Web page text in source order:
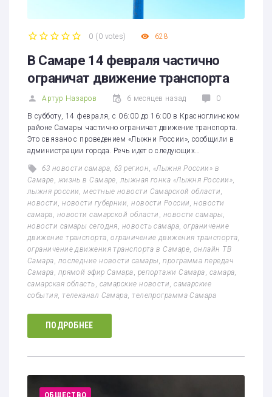
0 ( 0 votes) 628
В Самаре 14 февраля частично
ограничат движение транспорта
Артур Назаров 6 месяцев назад 0
В субботу, 14 февраля, с 06:00 до 16:00 в Красноглинском
районе Самары частично ограничат движение транспорта.
Это связано с проведением «Лыжни России», сообщили в
администрации города. Речь идет о следующих…
63 новости самара,63 регион, «Лыжня России» в
Самаре, жизнь в Самаре,лыжная гонка «Лыжня России»,
лыжня россии,местные новости Самарской области,
новости,новости губернии,новости России,новости
самара, новости самарской области , новости самары,
новости самары сегодня, новость самара,ограничение
движение транспорта,ограничение движения транспорта,
ограничение движения транспорта в Самаре, онлайн ТВ
Самара, последние новости самары,программа передач
Самара, прямой эфир Самара, репортажи Самара, самара,
самарская область, самарские новости,самарские
события,телеканал Самара,телепрограмма Самара
ПОДРОБНЕЕ
ОБЩЕСТВО